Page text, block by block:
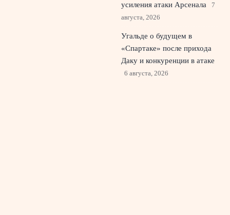
усиления атаки Арсенала
7
августа, 2026
Угальде о будущем в
«Спартаке» после прихода
Даку и конкуренции в атаке
6 августа, 2026